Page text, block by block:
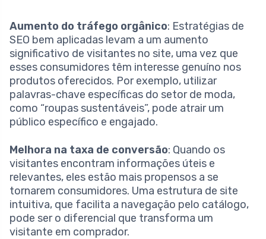
Aumento do tráfego orgânico: Estratégias de
SEO bem aplicadas levam a um aumento
significativo de visitantes no site, uma vez que
esses consumidores têm interesse genuíno nos
produtos oferecidos. Por exemplo, utilizar
palavras-chave específicas do setor de moda,
como “roupas sustentáveis”, pode atrair um
público específico e engajado.
Melhora na taxa de conversão: Quando os
visitantes encontram informações úteis e
relevantes, eles estão mais propensos a se
tornarem consumidores. Uma estrutura de site
intuitiva, que facilita a navegação pelo catálogo,
pode ser o diferencial que transforma um
visitante em comprador.